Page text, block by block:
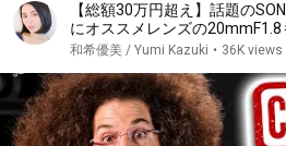
【総額30万円超え】話題の
にオススメレンズの20mmF1.8
マイクや自撮り棒の撮り比べレ
和希優美 / Yumi Kazuki • 36K views